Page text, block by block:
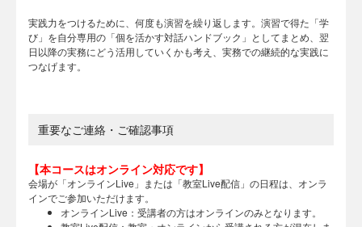
実践力をつけるために、何度も演習を繰り返します。演習で得た「学
び」を自分専用の「個を活かす対話ハンドブック」としてまとめ、翌
日以降の実務にどう活用していくかも考え、実務での継続的な実践に
つなげます。
重要なご連絡・ご確認事項
【本コースはオンライン対応です】
会場が「オンラインLive」または「教室Live配信」の日程は、オンラ
インでご参加いただけます。
オンラインLive：受講者の方はオンラインのみとなります。